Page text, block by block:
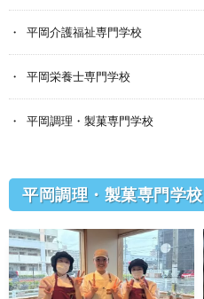
平岡介護福祉専門学校
平岡栄養士専門学校
平岡調理・製菓専門学校
平岡調理・製菓専門学校